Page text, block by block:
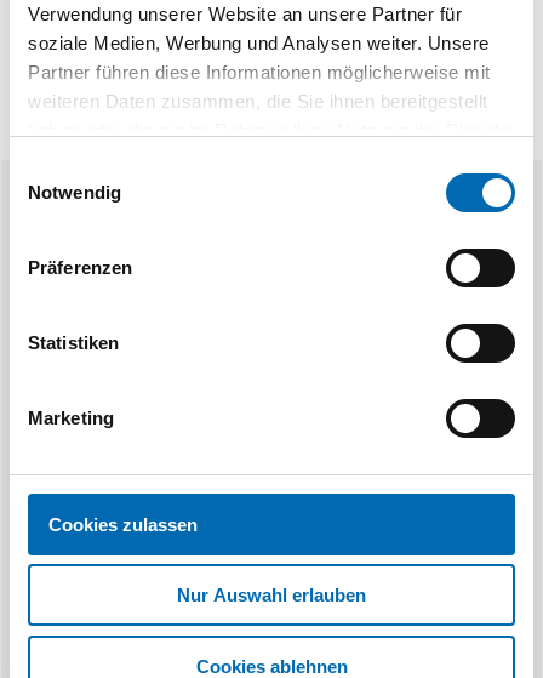
Verwendung unserer Website an unsere Partner für
soziale Medien, Werbung und Analysen weiter. Unsere
Partner führen diese Informationen möglicherweise mit
weiteren Daten zusammen, die Sie ihnen bereitgestellt
Notwendig
Präferenzen
Statistiken
Marketing
Cookies zulassen
Nur Auswahl erlauben
Cookies ablehnen
9 Ausführungen